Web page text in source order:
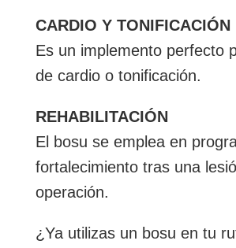
CARDIO Y TONIFICACIÓN
Es un implemento perfecto
de cardio o tonificación.
REHABILITACIÓN
El bosu se emplea en
fortalecimiento tras una
operación.
¿Ya utilizas un bosu en tu